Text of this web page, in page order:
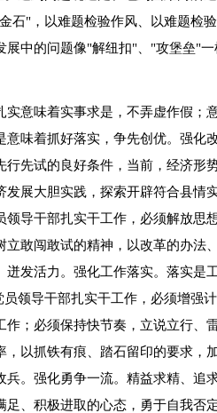
石"，以难题检验作风、以难题检
中的问题像"解纽扣"、"攻堡垒"
意味着实事求是，不弄虚作假；
味着抓好落实，争先创优。强化
先试的良好条件，当前，经济形
展大胆实践，探索开辟符合县情
导干部扎实干工作，必须解放思
敢闯敢试的精神，以改革的办法
发活力。强化工作落实。落实是
领导干部扎实干工作，必须增强
；必须保持快节奏，立说立行、
以抓铁有痕、踏石留印的要求，
。强化勇争一流。精益求精、追
、积极进取的心态，勇于自我否